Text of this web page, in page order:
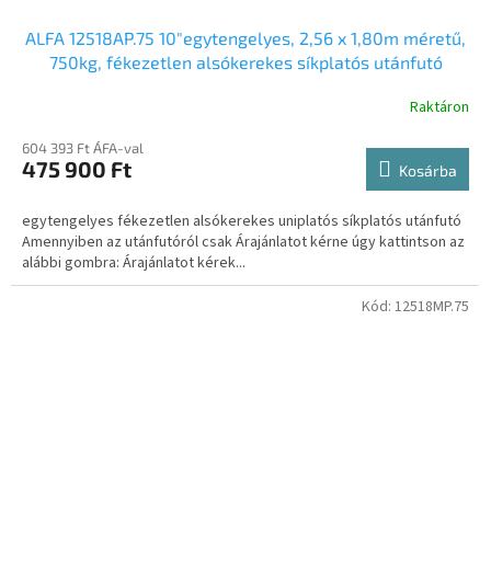
ALFA 12518AP.75 10"egytengelyes, 2,56 x 1,80m méretű,
750kg, fékezetlen alsókerekes síkplatós utánfutó
Raktáron
604 393 Ft ÁFA-val
475 900 Ft Kosárba
egytengelyes fékezetlen alsókerekes uniplatós síkplatós utánfutó
Amennyiben az utánfutóról csak Árajánlatot kérne úgy kattintson az
alábbi gombra: Árajánlatot kérek...
Kód: 12518MP.75